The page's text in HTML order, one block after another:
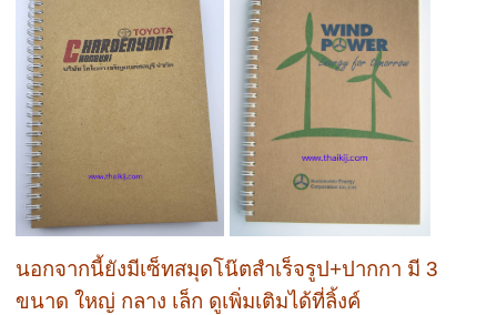
นอกจากนี้ยังมีเซ็ทสมุดโน๊ตสำเร็จรูป+ปากกา มี 3
ขนาด ใหญ่ กลาง เล็ก ดูเพิ่มเติมได้ที่ลิ้งค์